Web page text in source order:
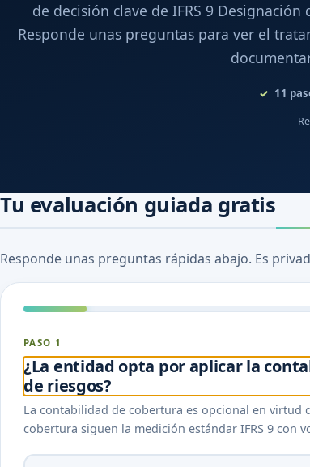
de decisión clave de IFRS 9
Responde unas preguntas para ver el
11
Tu evaluación guiada gratis
Responde unas preguntas rápidas abajo. Es
PASO 1
¿La entidad opta por aplicar la
de riesgos?
La contabilidad de cobertura es opcional en virtud
cobertura siguen la medición estándar IFRS 9 con